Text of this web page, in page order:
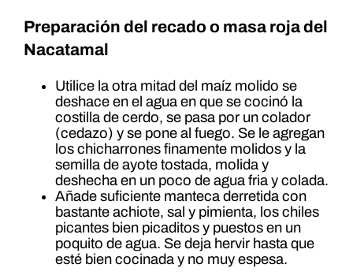
Preparación del recado o masa roja del
Nacatamal
Utilice la otra mitad del maíz molido se
deshace en el agua en que se cocinó la
costilla de cerdo, se pasa por un colador
(cedazo) y se pone al fuego. Se le agregan
los chicharrones finamente molidos y la
semilla de ayote tostada, molida y
deshecha en un poco de agua fria y colada.
Añade suficiente manteca derretida con
bastante achiote, sal y pimienta, los chiles
picantes bien picaditos y puestos en un
poquito de agua. Se deja hervir hasta que
esté bien cocinada y no muy espesa.